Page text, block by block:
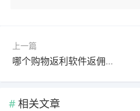
上一篇
哪个购物返利软件返佣最高？现在奖励政策最好的app分享
相关文章